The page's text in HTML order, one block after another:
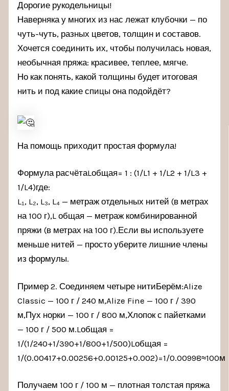
Дорогие рукодельницы!
Наверняка у многих из нас лежат клубочки — по
чуть-чуть, разных цветов, толщин и составов.
Хочется соединить их, чтобы получилась новая,
необычная пряжа: красивее, теплее, мягче.
Но как понять, какой толщины будет итоговая
нить и под какие спицы она подойдёт?
На помощь приходит простая формула!
Формула расчётаLобщая= 1 : (1/L1 + 1/L2 + 1/L3 +
1/L4)где:
L₁, L₂, L₃, L₄ — метраж отдельных нитей (в метрах
на 100 г),L общая — метраж комбинированной
пряжи (в метрах на 100 г).Если вы используете
меньше нитей — просто уберите лишние члены
из формулы.
Пример 2. Соединяем четыре нитиБерём:Alize
Classic — 100 г / 240 м,Alize Fine — 100 г / 390
м,Пух норки — 100 г / 800 м,Хлопок с пайетками
— 100 г / 500 м.Lобщая =
1/(1/240+1/390+1/800+1/500)Lобщая =
1/(0.00417+0.00256+0.00125+0.002)=1/0.00998≈100м
Получаем 100 г / 100 м — плотная толстая пряжа